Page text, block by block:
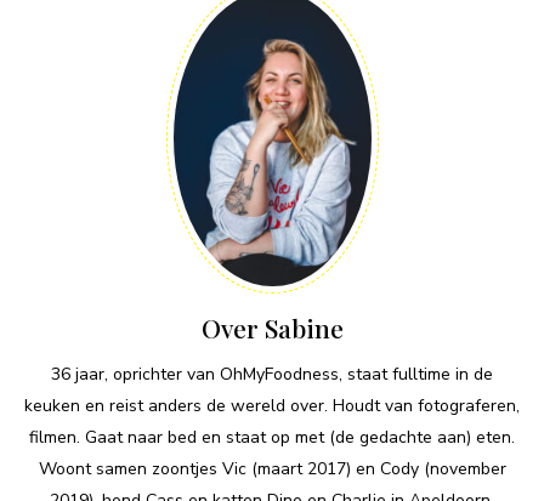
Over Sabine
36 jaar, oprichter van OhMyFoodness, staat fulltime in de
keuken en reist anders de wereld over. Houdt van fotograferen,
filmen. Gaat naar bed en staat op met (de gedachte aan) eten.
Woont samen zoontjes Vic (maart 2017) en Cody (november